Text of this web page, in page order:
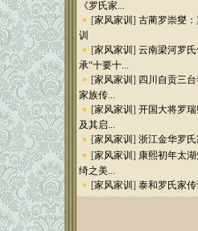
《罗氏家...
[家风家训 ] 古蔺罗崇燮
训
[家风家训 ] 云南梁河罗
承“十要十...
[家风家训 ] 四川自贡三
家族传...
[家风家训 ] 开国大将罗
及其启...
[家风家训 ] 浙江金华罗氏
[家风家训 ] 康熙初年太
绮之美...
[家风家训 ] 泰和罗氏家